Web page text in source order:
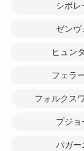
シボレ
ゼンヴ
ヒュン
フェラ
フォルクス
プジョ
パガー